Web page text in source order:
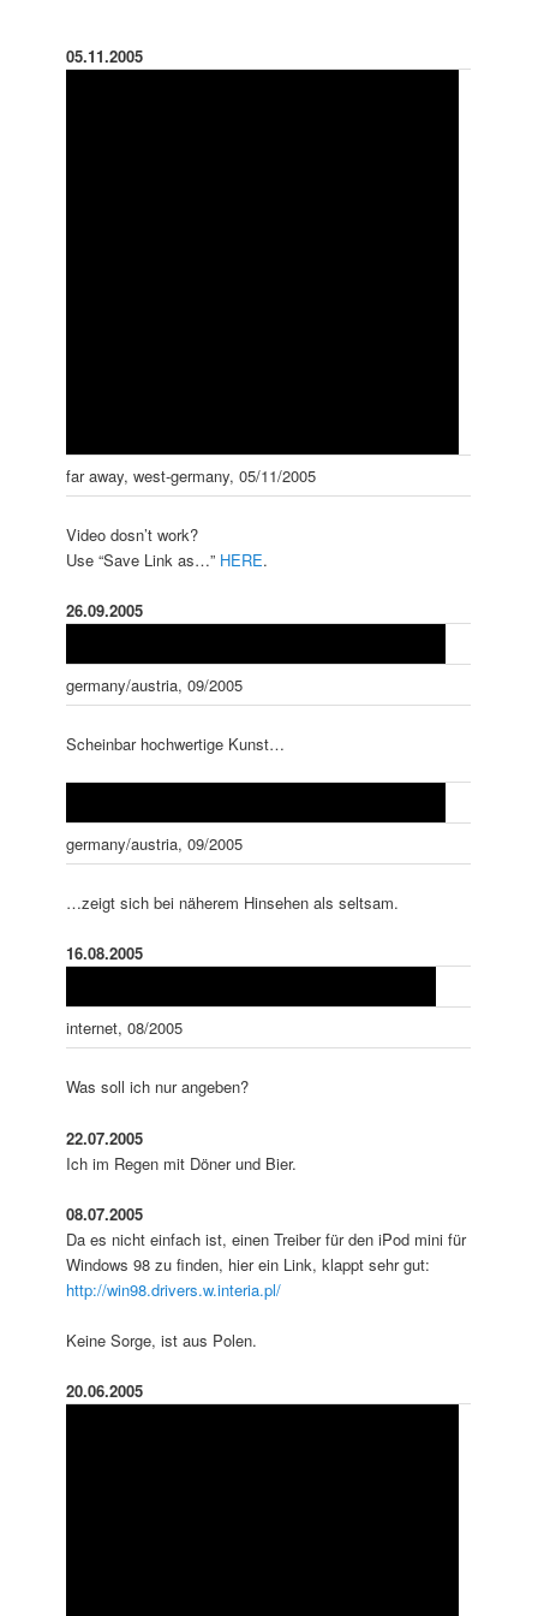
05.11.2005
far away, west-germany, 05/11/2005
Video dosn’t work?
Use “Save Link as…” HERE.
26.09.2005
germany/austria, 09/2005
Scheinbar hochwertige Kunst…
germany/austria, 09/2005
…zeigt sich bei näherem Hinsehen als seltsam.
16.08.2005
internet, 08/2005
Was soll ich nur angeben?
22.07.2005
Ich im Regen mit Döner und Bier.
08.07.2005
Da es nicht einfach ist, einen Treiber für den iPod mini für
Windows 98 zu finden, hier ein Link, klappt sehr gut:
http://win98.drivers.w.interia.pl/
Keine Sorge, ist aus Polen.
20.06.2005